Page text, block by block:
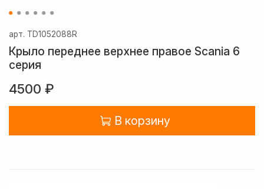
арт. TD1052088R
Крыло переднее верхнее правое Scania 6
серия
4500 ₽
В корзину